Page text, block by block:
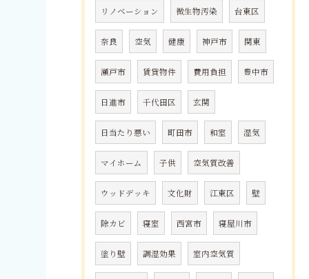
リノベーション 微生物汚染 台東区
奈良 空気 健康 神戸市 関東
瀬戸市 賃貸物件 費用負担 豊中市
日進市 千代田区 玄関
日当たり悪い 町田市 和室 湿気
マイホーム 子供 空気質改善
ウッドデッキ 文化財 江東区 壁
除カビ 寝室 西宮市 寝屋川市
塗り壁 調湿効果 室内空気質